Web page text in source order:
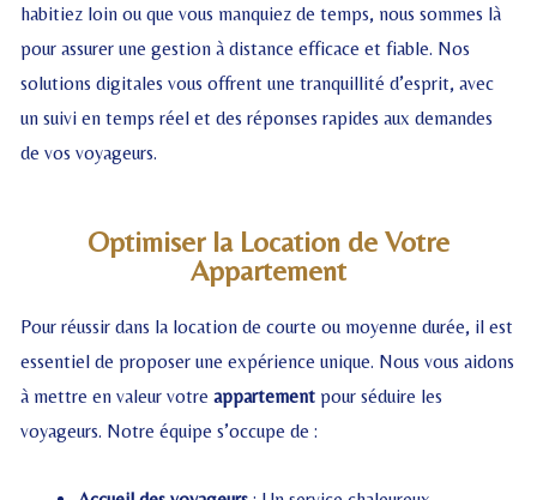
habitiez loin ou que vous manquiez de temps, nous sommes là
pour assurer une gestion à distance efficace et fiable. Nos
solutions digitales vous offrent une tranquillité d’esprit, avec
un suivi en temps réel et des réponses rapides aux demandes
de vos voyageurs.
Optimiser la Location de Votre
Appartement
Pour réussir dans la location de courte ou moyenne durée, il est
essentiel de proposer une expérience unique. Nous vous aidons
à mettre en valeur votreappartement pour séduire les
voyageurs. Notre équipe s’occupe de :